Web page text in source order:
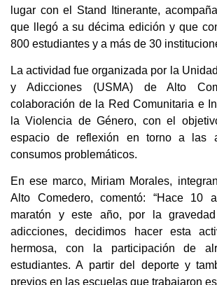
lugar con el Stand Itinerante,
que llegó a su décima edición y que
800 estudiantes y a más de 30
La actividad fue organizada por la
y Adicciones (USMA) de Alto
colaboración de la Red Comunitaria e
la Violencia de Género, con el
espacio de reflexión en torno a las
consumos problemáticos.
En ese marco, Miriam Morales,
Alto Comedero, comentó: “Hace 10
maratón y este año, por la
adicciones, decidimos hacer esta
hermosa, con la participación de
estudiantes. A partir del deporte y
previos en las escuelas que trabajaron